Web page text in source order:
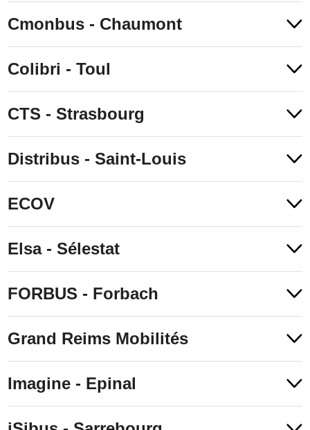
Cmonbus - Chaumont
Colibri - Toul
CTS - Strasbourg
Distribus - Saint-Louis
ECOV
Elsa - Sélestat
FORBUS - Forbach
Grand Reims Mobilités
Imagine - Epinal